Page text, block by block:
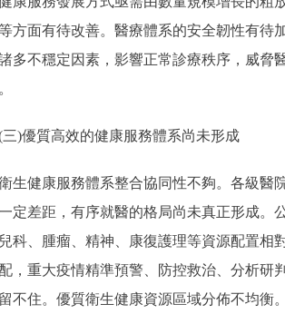
方面有待改善。醫療體系的安全韌性有待
多不穩定因素，影響正常診療秩序，威脅
優質高效的健康服務體系尚未形成
健康服務體系整合協同性不夠。各級醫院
定差距，有序就醫的格局尚未真正形成。
科、腫瘤、精神、康復護理等資源配置相
，重大疫情精準預警、防控救治、分析研
不住。優質衛生健康資源區域分佈不均衡